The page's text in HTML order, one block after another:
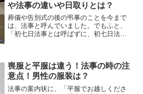
や法事の違いや日取りとは？
葬儀や告別式の後の弔事のことを今まで
は、法事と呼んでいました。でもふと、
「初七日法事とは呼ばずに、初七日法要
違う意味なのか？そんな疑...
喪服と平服は違う！法事の時の注
意点！男性の服装は？
法事の案内状に、「平服でお越しくださ